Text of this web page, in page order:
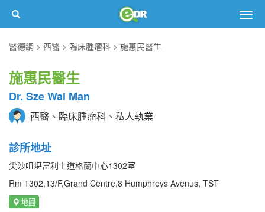
醫德網
西醫 臨床腫瘤科 施惠民醫生
施惠民醫生
Dr. Sze Wai Man
西醫、臨床腫瘤科、私人執業
診所地址
尖沙咀堪富利士道格蘭中心1302室
Rm 1302,13/F,Grand Centre,8 Humphreys Avenus, TST
地圖